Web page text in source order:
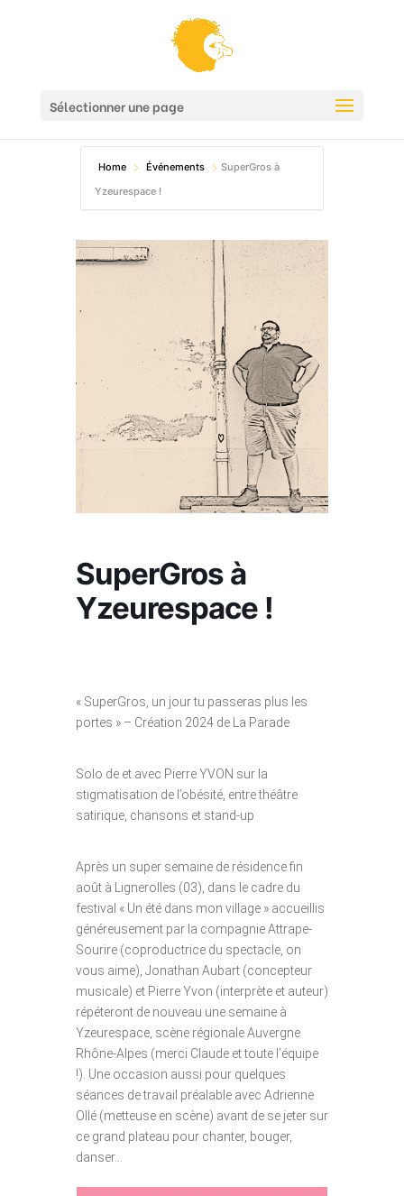
Sélectionner une page
Home Événements
SuperGros à
Yzeurespace !
SuperGros à
Yzeurespace !
« SuperGros, un jour tu passeras plus les
portes » – Création 2024 de La Parade
Solo de et avec Pierre YVON sur la
stigmatisation de l’obésité, entre théâtre
satirique, chansons et stand-up
Après un super semaine de résidence fin
août à Lignerolles (03), dans le cadre du
festival « Un été dans mon village » accueillis
généreusement par la compagnie Attrape-
Sourire (coproductrice du spectacle, on
vous aime), Jonathan Aubart (concepteur
musicale) et Pierre Yvon (interprète et auteur)
répéteront de nouveau une semaine à
Yzeurespace, scène régionale Auvergne
Rhône-Alpes (merci Claude et toute l’équipe
!). Une occasion aussi pour quelques
séances de travail préalable avec Adrienne
Ollé (metteuse en scène) avant de se jeter sur
ce grand plateau pour chanter, bouger,
danser…